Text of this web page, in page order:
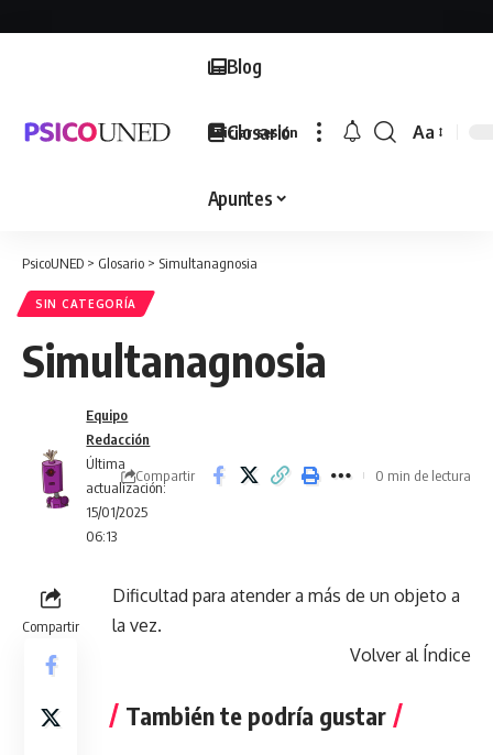
Blog
Glosario
Apuntes
Iniciar sesión
Font
Aa
PsicoUNED > Glosario > Simultanagnosia
SIN CATEGORÍA
Simultanagnosia
Última
actualización:
15/01/2025
06:13
Equipo
Redacción
Compartir 0 min de lectura
Compartir
Dificultad para atender a más de un objeto a
la vez.
Volver al Índice
También te podría gustar